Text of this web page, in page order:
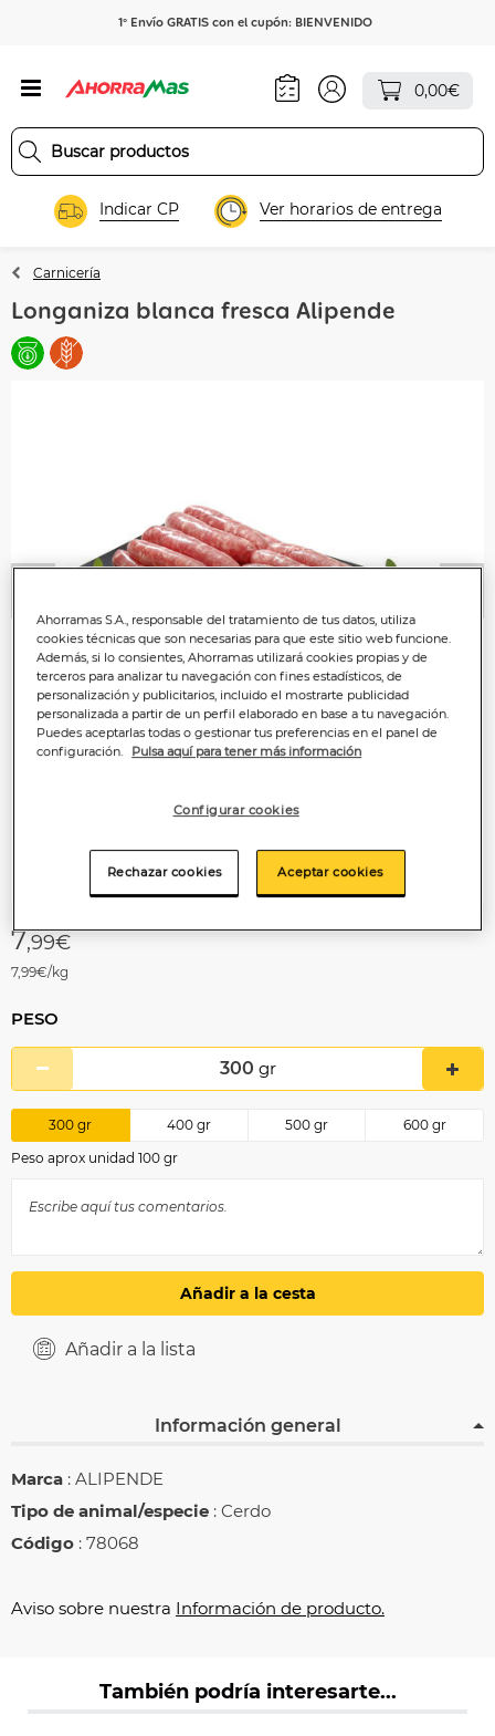
1º Envío GRATIS con el cupón: BIENVENIDO
0,00€
Indicar CP Ver horarios de entrega
Carnicería
Longaniza blanca fresca Alipende
7,99€
7,99€/kg
PESO
300 gr
300 gr 400 gr 500 gr 600 gr
Peso aprox unidad 100 gr
Añadir a la cesta
Añadir a la lista
Información general
Marca : ALIPENDE
Tipo de animal/especie : Cerdo
Código : 78068
Aviso sobre nuestra Información de producto.
También podría interesarte...
Ahorramas S.A., responsable del tratamiento de tus datos, utiliza
cookies técnicas que son necesarias para que este sitio web funcione.
Además, si lo consientes, Ahorramas utilizará cookies propias y de
terceros para analizar tu navegación con fines estadísticos, de
personalización y publicitarios, incluido el mostrarte publicidad
personalizada a partir de un perfil elaborado en base a tu navegación.
Puedes aceptarlas todas o gestionar tus preferencias en el panel de
configuración.
Pulsa aquí para tener más información
Configurar cookies
Rechazar cookies Aceptar cookies